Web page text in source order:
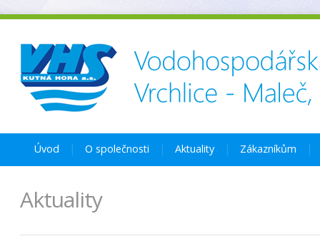
Úvod O společnosti Aktuality Zákazníkům
Aktuality